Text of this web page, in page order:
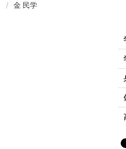
金 民学